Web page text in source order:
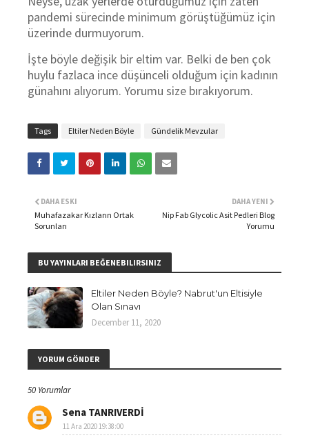
pandemi sürecinde minimum görüştüğümüz için
üzerinde durmuyorum.
İşte böyle değişik bir eltim var. Belki de ben çok
huylu fazlaca ince düşünceli olduğum için kadının
günahını alıyorum. Yorumu size bırakıyorum.
Tags Eltiler Neden Böyle Gündelik Mevzular
DAHA YENI
Nip Fab Glycolic Asit Pedleri Blog
Yorumu
DAHA ESKI
Muhafazakar Kızların Ortak
Sorunları
BU YAYINLARI BEĞENEBILIRSINIZ
Eltiler Neden Böyle? Nabrut'un Eltisiyle
Olan Sınavı
December 11, 2020
YORUM GÖNDER
50 Yorumlar
Sena TANRIVERDİ
11 Ara 2020 19:38:00